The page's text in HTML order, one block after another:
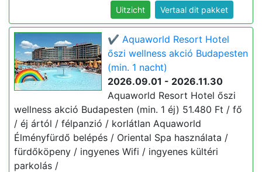
Uitzicht Vertaal dit pakket
✔️ Aquaworld Resort Hotel
őszi wellness akció Budapesten
(min. 1 nacht)
2026.09.01 - 2026.11.30
Aquaworld Resort Hotel őszi
wellness akció Budapesten (min. 1 éj) 51.480 Ft / fő
/ éj ártól / félpanzió / korlátlan Aquaworld
Élményfürdő belépés / Oriental Spa használata /
fürdőköpeny / ingyenes Wifi / ingyenes kültéri
parkolás /